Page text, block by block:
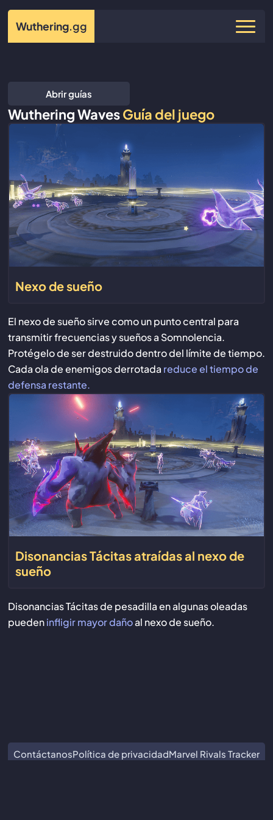
Wuthering.gg
Abrir guías
Wuthering WavesGuía del juego
Nexo de sueño
El nexo de sueño sirve como un punto central para
transmitir frecuencias y sueños a Somnolencia.
Protégelo de ser destruido dentro del límite de tiempo.
Cada ola de enemigos derrotada reduce el tiempo de
defensa restante.
Disonancias Tácitas atraídas al nexo de
sueño
Disonancias Tácitas de pesadilla en algunas oleadas
puedeninfligir mayor dañoal nexo de sueño.
ContáctanosPolítica de privacidadMarvel Rivals Tracker